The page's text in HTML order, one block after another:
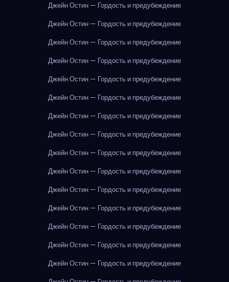
Джейн Остин — Гордость и предубеждение
Джейн Остин — Гордость и предубеждение
Джейн Остин — Гордость и предубеждение
Джейн Остин — Гордость и предубеждение
Джейн Остин — Гордость и предубеждение
Джейн Остин — Гордость и предубеждение
Джейн Остин — Гордость и предубеждение
Джейн Остин — Гордость и предубеждение
Джейн Остин — Гордость и предубеждение
Джейн Остин — Гордость и предубеждение
Джейн Остин — Гордость и предубеждение
Джейн Остин — Гордость и предубеждение
Джейн Остин — Гордость и предубеждение
Джейн Остин — Гордость и предубеждение
Джейн Остин — Гордость и предубеждение